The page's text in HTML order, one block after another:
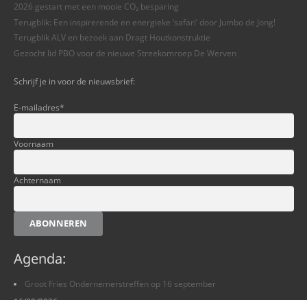
2026 gestart met een mooie CO₂ besparing
Terugblik: Een inspirerende en energieke ‘safari’ door Jumbo de Jong!
Terugblik ALV en bezoek aan Dragt Houtkonstruktie
Gezocht lid PBO voor de nieuwe Streekomroep De Werven
Schrijf je in voor de nieuwsbrief:
E-mailadres*
Voornaam
Achternaam
ABONNEREN
Agenda:
Groot Fries Ondernemerstreffen op 16 september